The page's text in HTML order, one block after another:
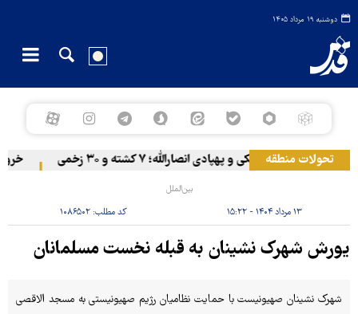
دوشنبه ۱۹ مرداد ۱۴۰۵
تحولات منطقه
زیر حملات موشکی و پهپادی انصارالله؛ ۷ کشته و ۳۰ زخمی خروج
بین‌الملل
۱۳ مرداد ۱۴۰۴ - ۱۵:۲۲ کد مطلب: ۱۰۸۶۵۰۲
یورش شهرک نشینان به قبله نخست مسلمانان
شهرک نشینان صهیونیست با حمایت نظامیان رژیم صهیونیستی به مسجد الاقصی